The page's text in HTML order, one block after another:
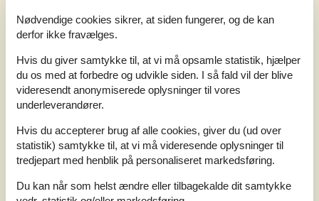
4,0 Baseret på4vurderinger
Sidste vurdering fra d. 26-07-2026
5
4
1
Kommentarer
3 vurderinger har kommentarer på dansk.
Nødvendige cookies sikrer, at siden fungerer, og de kan
derfor ikke fravælges.
Hvis du giver samtykke til, at vi må opsamle statistik, hjælper
du os med at forbedre og udvikle siden. I så fald vil der blive
videresendt anonymiserede oplysninger til vores
underleverandører.
Hvis du accepterer brug af alle cookies, giver du (ud over
statistik) samtykke til, at vi må videresende oplysninger til
tredjepart med henblik på personaliseret markedsføring.
Du kan når som helst ændre eller tilbagekalde dit samtykke